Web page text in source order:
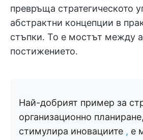
превръща стратегическото
абстрактни концепции в
стъпки. То е мостът между
постижението.
Най-добрият пример за
организационно
стимулира иновациите , е